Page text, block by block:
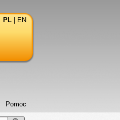
PL EN
Pomoc